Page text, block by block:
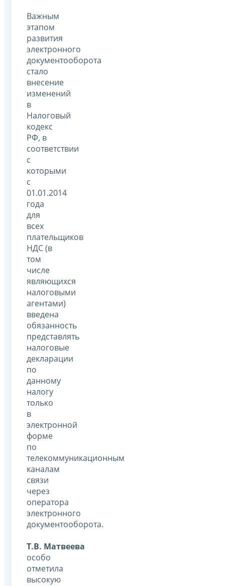
Важным
этапом
развития
электронного
документооборота
стало
внесение
изменений
в
Налоговый
кодекс
РФ, в
соответствии
с
которыми
с
01.01.2014
года
для
всех
плательщиков
НДС (в
том
числе
являющихся
налоговыми
агентами)
введена
обязанность
представлять
налоговые
декларации
по
данному
налогу
только
в
электронной
форме
по
телекоммуникационным
каналам
связи
через
оператора
электронного
документооборота.
Т.В. Матвеева
особо
отметила
высокую